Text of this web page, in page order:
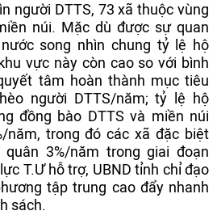
người DTTS, 73 xã thuộc vùng
núi. Mặc dù được sự quan
song nhìn chung tỷ lệ hộ
vực này còn cao so với bình
tâm hoàn thành mục tiêu
người DTTS/năm; tỷ lệ hộ
đồng bào DTTS và miền núi
năm, trong đó các xã đặc biệt
3%/năm trong giai đoạn
T.Ư hỗ trợ, UBND tỉnh chỉ đạo
tập trung cao đẩy nhanh
sách.